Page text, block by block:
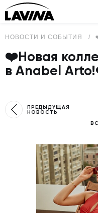
НОВОСТИ И СОБЫТИЯ
❤️Новая
в Anabel
ПРЕДЫДУЩАЯ
НОВОСТЬ